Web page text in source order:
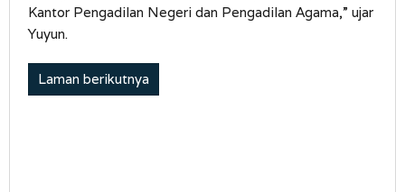
Kantor Pengadilan Negeri dan Pengadilan Agama,” ujar
Yuyun.
Laman berikutnya